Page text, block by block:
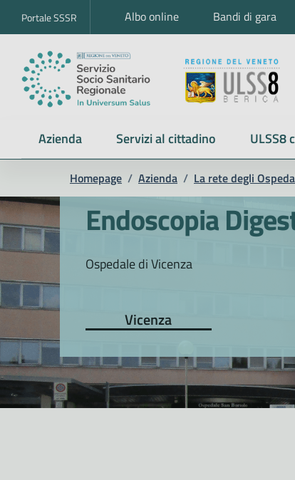
Portale SSSR Albo online Bandi di gara
Azienda Servizi al cittadino ULSS8
Homepage / Azienda / La rete degli
Endoscopia
Ospedale di Vicenza
Vicenza